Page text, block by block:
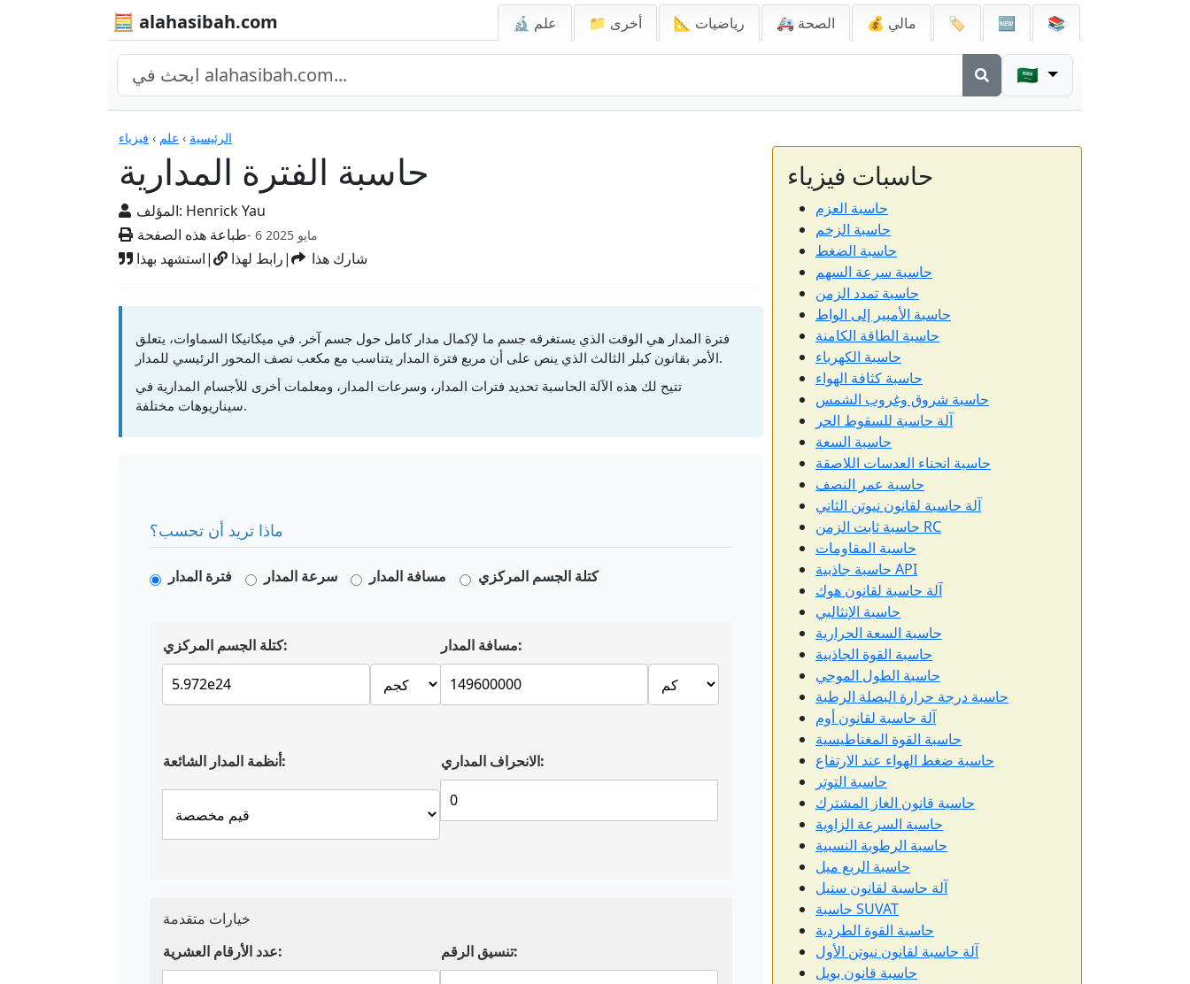
🧮 alahasibah.com 🔬 علم 📁 أخرى 📐 رياضيات 🚑 الصحة 💰 مالي 🏷️ 🆕 📚
🇸🇦
الرئيسية › علم › فيزياء
حاسبة الفترة المدارية
المؤلف: Henrick Yau
طباعة هذه الصفحة
- 6 مايو 2025
استشهد بهذا| رابط لهذا| شارك هذا
الآلات الحاسبة
فترة المدار هي الوقت الذي يستغرقه جسم ما لإكمال مدار كامل حول جسم آخر. في ميكانيكا السماوات، يتعلق
الأمر بقانون كبلر الثالث الذي ينص على أن مربع فترة المدار يتناسب مع مكعب نصف المحور الرئيسي للمدار.
تتيح لك هذه الآلة الحاسبة تحديد فترات المدار، وسرعات المدار، ومعلمات أخرى للأجسام المدارية في
سيناريوهات مختلفة.
ماذا تريد أن تحسب؟
فترة المدار سرعة المدار مسافة المدار كتلة الجسم المركزي
كتلة الجسم المركزي: مسافة المدار:
أنظمة المدار الشائعة: الانحراف المداري:
خيارات متقدمة
عدد الأرقام العشرية:
تنسيق الرقم:
حاسبات فيزياء
حاسبة العزم
حاسبة الزخم
حاسبة الضغط
حاسبة سرعة السهم
حاسبة تمدد الزمن
حاسبة الأمبير إلى الواط
حاسبة الطاقة الكامنة
حاسبة الكهرباء
حاسبة كثافة الهواء
حاسبة شروق وغروب الشمس
آلة حاسبة للسقوط الحر
حاسبة السعة
حاسبة انحناء العدسات اللاصقة
حاسبة عمر النصف
آلة حاسبة لقانون نيوتن الثاني
حاسبة ثابت الزمن RC
حاسبة المقاومات
حاسبة جاذبية API
آلة حاسبة لقانون هوك
حاسبة الإنثالبي
حاسبة السعة الحرارية
حاسبة القوة الجاذبية
حاسبة الطول الموجي
حاسبة درجة حرارة البصلة الرطبة
آلة حاسبة لقانون أوم
حاسبة القوة المغناطيسية
حاسبة ضغط الهواء عند الارتفاع
حاسبة التوتر
حاسبة قانون الغاز المشترك
حاسبة السرعة الزاوية
حاسبة الرطوبة النسبية
حاسبة الربع ميل
آلة حاسبة لقانون سنيل
حاسبة SUVAT
حاسبة القوة الطردية
آلة حاسبة لقانون نيوتن الأول
حاسبة قانون بويل